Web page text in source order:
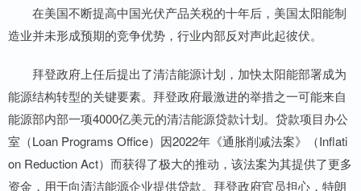
在美国不断提高中国光伏产品关税的十年后，美国太阳能制
造业并未形成预期的竞争优势，行业内部反对声此起彼伏。
拜登政府上任后提出了清洁能源计划，加快太阳能部署成为
能源结构转型的关键要素。拜登政府最激进的举措之一可能来自
能源部内部一项4000亿美元的清洁能源贷款计划。贷款项目办公
室（Loan Programs Office）因2022年《通胀削减法案》（Inflati
on Reduction Act）而获得了极大的推动，该法案为其提供了更多
资金，用于向清洁能源企业提供贷款。拜登政府官员担心，特朗